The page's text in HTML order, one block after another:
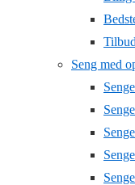
Seng med